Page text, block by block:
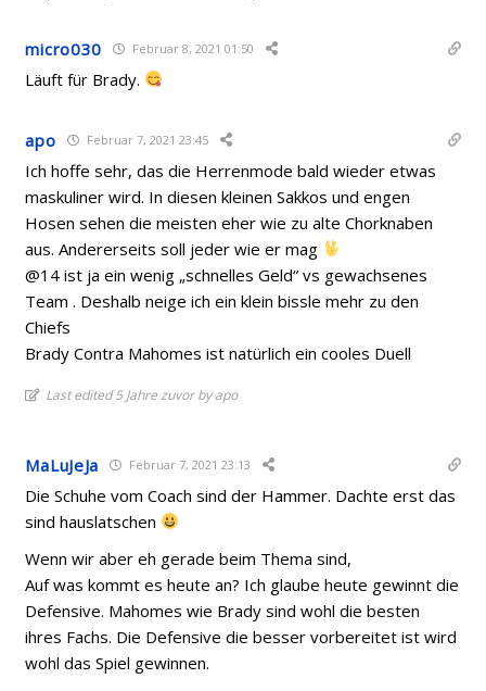
micro030 Februar 8, 2021 01:50
Läuft für Brady.
apo Februar 7, 2021 23:45
Ich hoffe sehr, das die Herrenmode bald wieder etwas
maskuliner wird. In diesen kleinen Sakkos und engen
Hosen sehen die meisten eher wie zu alte Chorknaben
aus. Andererseits soll jeder wie er mag
@14 ist ja ein wenig „schnelles Geld“ vs gewachsenes
Team . Deshalb neige ich ein klein bissle mehr zu den
Chiefs
Brady Contra Mahomes ist natürlich ein cooles Duell
Last edited 5 Jahre zuvor by apo
MaLuJeJa Februar 7, 2021 23:13
Die Schuhe vom Coach sind der Hammer. Dachte erst das
sind hauslatschen
Wenn wir aber eh gerade beim Thema sind,
Auf was kommt es heute an? Ich glaube heute gewinnt die
Defensive. Mahomes wie Brady sind wohl die besten
ihres Fachs. Die Defensive die besser vorbereitet ist wird
wohl das Spiel gewinnen.